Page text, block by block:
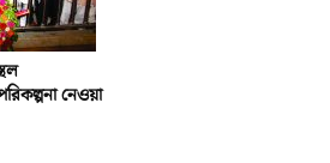
নেওয়া